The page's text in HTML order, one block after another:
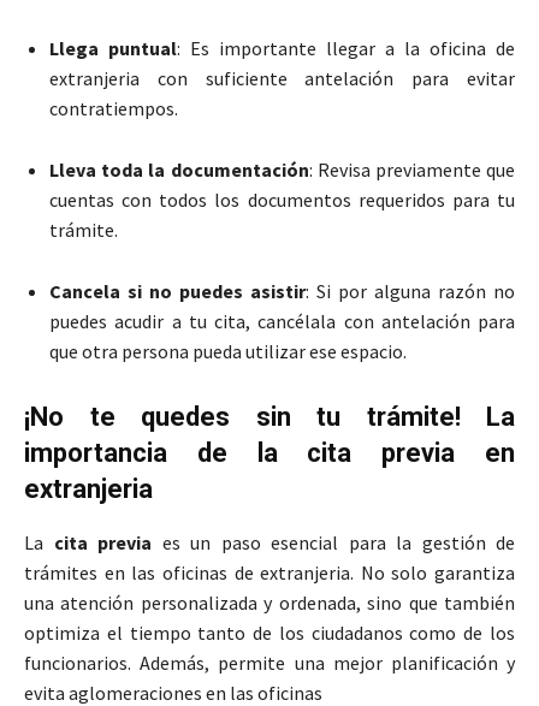
Llega puntual: Es importante llegar a la oficina de
extranjeria con suficiente antelación para evitar
contratiempos.
Lleva toda la documentación: Revisa previamente que
cuentas con todos los documentos requeridos para tu
trámite.
Cancela si no puedes asistir: Si por alguna razón no
puedes acudir a tu cita, cancélala con antelación para
que otra persona pueda utilizar ese espacio.
¡No te quedes sin tu trámite! La
importancia de la cita previa en
extranjeria
La cita previa es un paso esencial para la gestión de
trámites en las oficinas de extranjeria. No solo garantiza
una atención personalizada y ordenada, sino que también
optimiza el tiempo tanto de los ciudadanos como de los
funcionarios. Además, permite una mejor planificación y
evita aglomeraciones en las oficinas